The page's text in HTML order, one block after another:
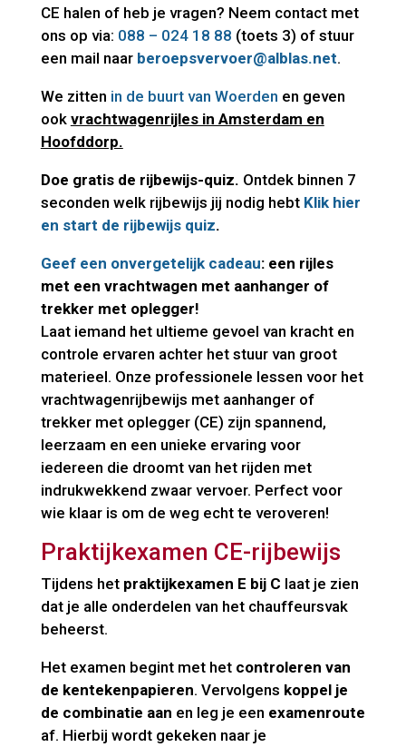
CE halen of heb je vragen? Neem contact met
ons op via: 088 – 024 18 88 (toets 3) of stuur
een mail naar beroepsvervoer@alblas.net.
We zitten in de buurt van Woerden en geven
ook vrachtwagenrijles in Amsterdam en
Hoofddorp.
Doe gratis de rijbewijs-quiz. Ontdek binnen 7
seconden welk rijbewijs jij nodig hebt Klik hier
en start de rijbewijs quiz.
Geef een onvergetelijk cadeau: een rijles
met een vrachtwagen met aanhanger of
trekker met oplegger!
Laat iemand het ultieme gevoel van kracht en
controle ervaren achter het stuur van groot
materieel. Onze professionele lessen voor het
vrachtwagenrijbewijs met aanhanger of
trekker met oplegger (CE) zijn spannend,
leerzaam en een unieke ervaring voor
iedereen die droomt van het rijden met
indrukwekkend zwaar vervoer. Perfect voor
wie klaar is om de weg echt te veroveren!
Praktijkexamen CE-rijbewijs
Tijdens het praktijkexamen E bij C laat je zien
dat je alle onderdelen van het chauffeursvak
beheerst.
Het examen begint met het controleren van
de kentekenpapieren. Vervolgens koppel je
de combinatie aan en leg je een examenroute
af. Hierbij wordt gekeken naar je